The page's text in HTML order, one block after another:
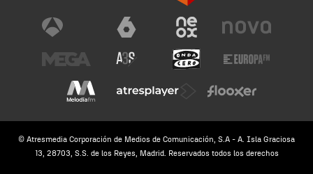
© Atresmedia Corporación de Medios de Comunicación, S.A - A. Isla Graciosa
13, 28703, S.S. de los Reyes, Madrid. Reservados todos los derechos